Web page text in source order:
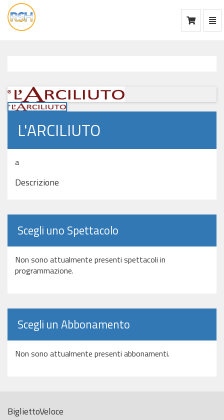
vai
alla
L'ARCILIUTO
a
Descrizione
Scegli uno Spettacolo
Non sono attualmente presenti spettacoli in
programmazione.
Scegli un Abbonamento
Non sono attualmente presenti abbonamenti.
BigliettoVeloce